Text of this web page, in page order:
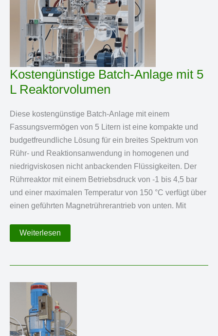
Kostengünstige Batch-Anlage mit 5
L Reaktorvolumen
Diese kostengünstige Batch-Anlage mit einem
Fassungsvermögen von 5 Litern ist eine kompakte und
budgetfreundliche Lösung für ein breites Spektrum von
Rühr- und Reaktionsanwendung in homogenen und
niedrigviskosen nicht anbackenden Flüssigkeiten. Der
Rührreaktor mit einem Betriebsdruck von -1 bis 4,5 bar
und einer maximalen Temperatur von 150 °C verfügt über
einen geführten Magnetrührerantrieb von unten. Mit
Kostengünstige
Batch-
5
Weiterlesen